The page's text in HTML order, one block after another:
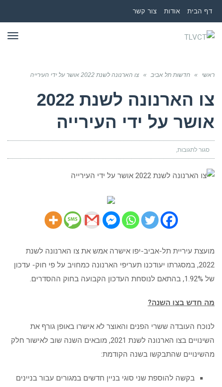
דף הבית אודות צור קשר
ראשי » חדשות תל אביב » צו הארנונה לשנת 2022 אושר על ידי העירייה
צו הארנונה לשנת 2022
אושר על ידי העירייה
סגור לתגובותעל
2022
אושר
מועצת עיריית תל-אביב-יפו אישרה אמש את צו הארנונה לשנת
2022, במסגרתו יעודכנו תעריפי הארנונה כמחויב על פי חוק- עדכון
של 1.92%, בהתאם לנוסחת העדכון הקבועה בחוק ההסדרים.
מה חדש בצו השנה?
לנוכח העובדה ששרי הפנים והאוצר לא אישרו באופן גורף את
השינויים בצו הארנונה לשנת 2021, מובאים השנה שוב לאישור חלק
מהשינויים שהתבקשו בשנה הקודמת:
בקשה להוספת שני סוגי בניין חדשים במגורים עבור בניינים